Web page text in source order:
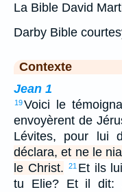
La Bible David
Darby Bible
Contexte
Jean 1
19Voici le
envoyèrent de
Lévites, pour lui
déclara, et ne le
le Christ.
21 Et ils
tu Elie? Et il dit: